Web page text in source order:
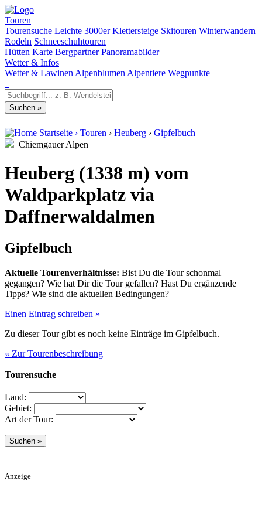
Touren
Tourensuche Leichte 3000er Klettersteige Skitouren Winterwandern
Rodeln Schneeschuhtouren
Hütten Karte Bergpartner Panoramabilder
Wetter & Infos
Wetter & Lawinen Alpenblumen Alpentiere Wegpunkte
Startseite › Touren › Heuberg › Gipfelbuch
Chiemgauer Alpen
Heuberg (1338 m) vom
Waldparkplatz via
Daffnerwaldalmen
Gipfelbuch
Aktuelle Tourenverhältnisse: Bist Du die Tour schonmal
gegangen? Wie hat Dir die Tour gefallen? Hast Du ergänzende
Tipps? Wie sind die aktuellen Bedingungen?
Einen Eintrag schreiben »
Zu dieser Tour gibt es noch keine Einträge im Gipfelbuch.
« Zur Tourenbeschreibung
Tourensuche
Land:
Gebiet:
Art der Tour:
Anzeige